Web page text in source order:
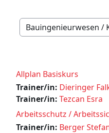
Kursbereiche
Allplan Basiskurs
Trainer/in: Dieringer
Trainer/in: Tezcan Esra
Arbeitsschutz /
Trainer/in: Berger